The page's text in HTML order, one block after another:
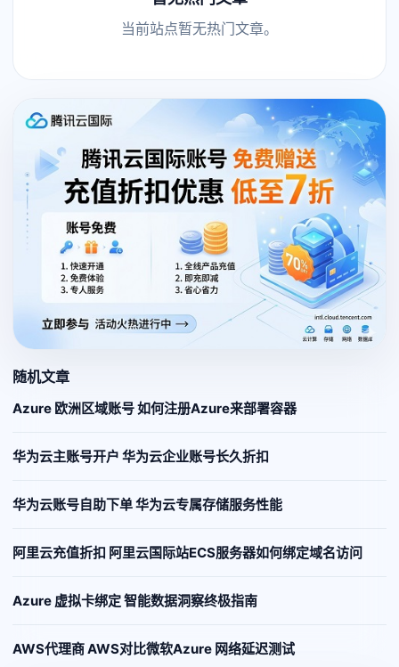
当前站点暂无热门文章。
随机文章
Azure 欧洲区域账号 如何注册Azure来部署容器
华为云主账号开户 华为云企业账号长久折扣
华为云账号自助下单 华为云专属存储服务性能
阿里云充值折扣 阿里云国际站ECS服务器如何绑定域名访问
Azure 虚拟卡绑定 智能数据洞察终极指南
AWS代理商 AWS对比微软Azure 网络延迟测试